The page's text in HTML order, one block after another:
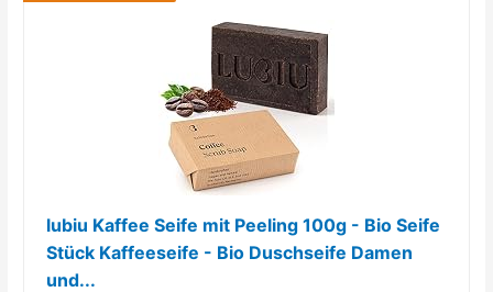
lubiu Kaffee Seife mit Peeling 100g - Bio Seife
Stück Kaffeeseife - Bio Duschseife Damen
und...